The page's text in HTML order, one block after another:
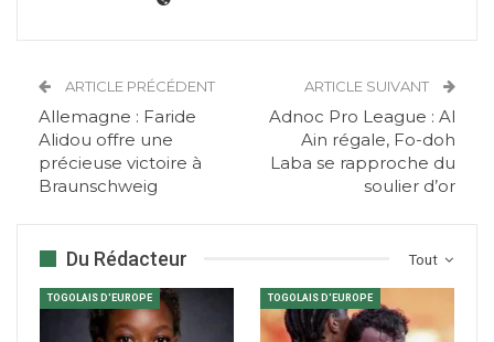
ARTICLE PRÉCÉDENT
Allemagne : Faride
Alidou offre une
précieuse victoire à
Braunschweig
ARTICLE SUIVANT
Adnoc Pro League : Al
Ain régale, Fo-doh
Laba se rapproche du
soulier d’or
Tout
Du Rédacteur
TOGOLAIS D'EUROPE TOGOLAIS D'EUROPE